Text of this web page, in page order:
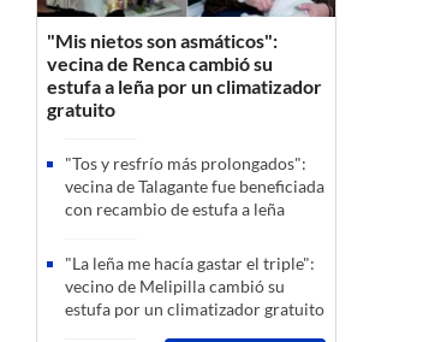
"Mis nietos son asmáticos":
vecina de Renca cambió su
estufa a leña por un climatizador
gratuito
"Tos y resfrío más prolongados":
vecina de Talagante fue beneficiada
con recambio de estufa a leña
"La leña me hacía gastar el triple":
vecino de Melipilla cambió su
estufa por un climatizador gratuito